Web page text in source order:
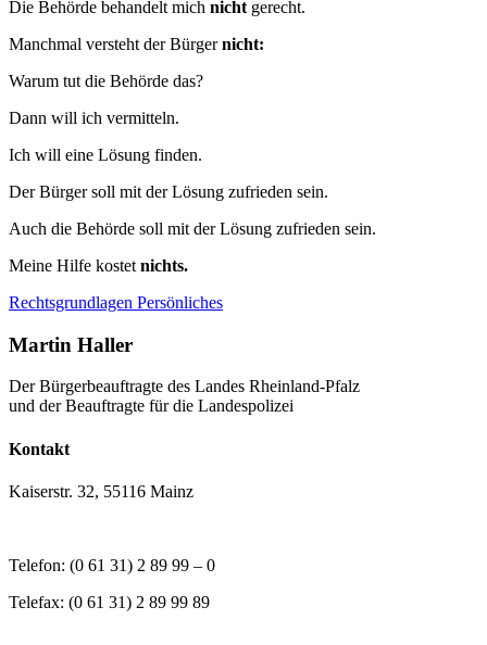
Die Behörde behandelt mich nicht gerecht.
Manchmal versteht der Bürgernicht:
Warum tut die Behörde das?
Dann will ich vermitteln.
Ich will eine Lösung finden.
Der Bürger soll mit der Lösung zufrieden sein.
Auch die Behörde soll mit der Lösung zufrieden sein.
Meine Hilfe kostet nichts.
Rechtsgrundlagen Persönliches
Martin Haller
Der Bürgerbeauftragte des Landes Rheinland-Pfalz
und der Beauftragte für die Landespolizei
Kontakt
Kaiserstr. 32, 55116 Mainz
Telefon: (0 61 31) 2 89 99 – 0
Telefax: (0 61 31) 2 89 99 89